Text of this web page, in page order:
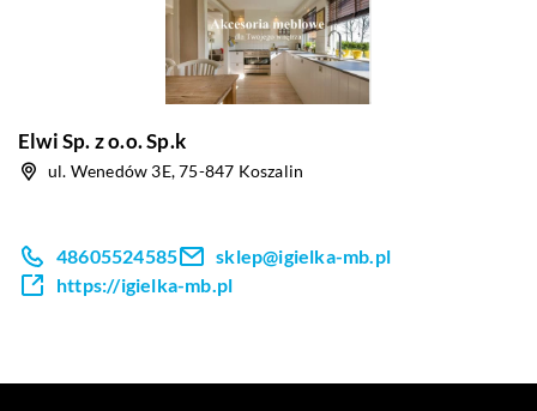
Elwi Sp. z o.o. Sp.k
ul. Wenedów 3E, 75-847 Koszalin
48605524585
sklep@igielka-mb.pl
https://igielka-mb.pl